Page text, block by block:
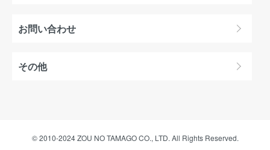
お問い合わせ
その他
© 2010-2024 ZOU NO TAMAGO CO., LTD. All Rights Reserved.